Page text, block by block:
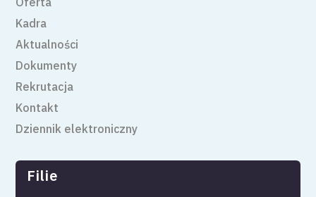
Kadra
Aktualności
Dokumenty
Rekrutacja
Kontakt
Dziennik elektroniczny
Filie